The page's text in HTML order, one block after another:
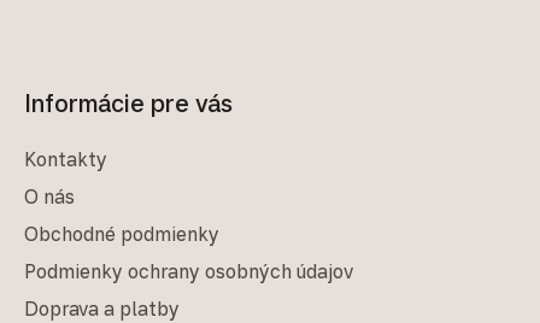
Informácie pre vás
Kontakty
O nás
Obchodné podmienky
Podmienky ochrany osobných údajov
Doprava a platby